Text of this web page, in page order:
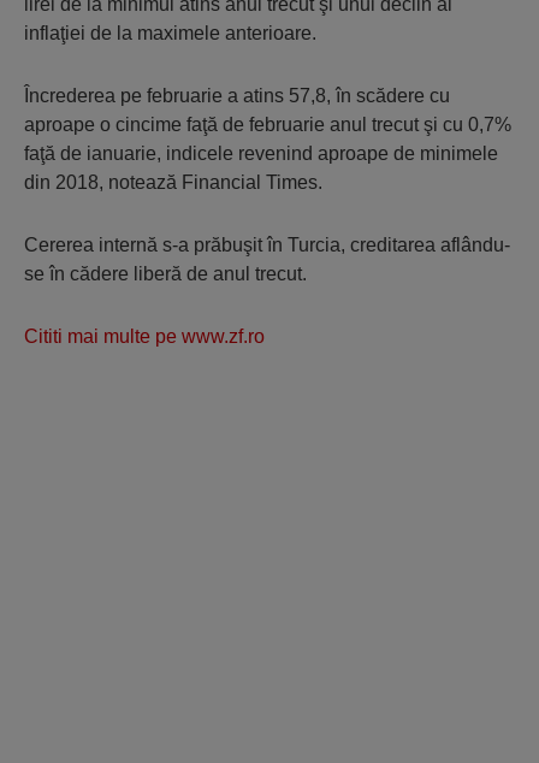
lirei de la minimul atins anul trecut şi unui declin al
inflaţiei de la maximele anterioare.
Încrederea pe februarie a atins 57,8, în scădere cu
aproape o cincime faţă de februarie anul trecut şi cu 0,7%
faţă de ianuarie, indicele revenind aproape de minimele
din 2018, notează Financial Times.
Cererea internă s-a prăbuşit în Turcia, creditarea aflându-
se în cădere liberă de anul trecut.
Cititi mai multe pe www.zf.ro